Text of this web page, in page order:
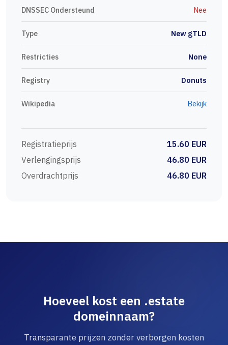
DNSSEC Ondersteund Nee
Type New gTLD
Restricties None
Registry Donuts
Wikipedia Bekijk
Registratieprijs
15.60 EUR
Verlengingsprijs
46.80 EUR
Overdrachtprijs
46.80 EUR
Hoeveel kost een .estate
domeinnaam?
Transparante prijzen zonder verborgen kosten